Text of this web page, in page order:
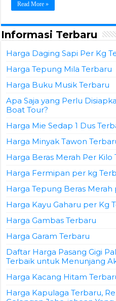
Read More »
Informasi Terbaru
Harga Daging Sapi Per Kg
Harga Tepung Mila Terbaru
Harga Buku Musik Terbaru
Apa Saja yang Perlu
Boat Tour?
Harga Mie Sedap 1 Dus
Harga Minyak Tawon
Harga Beras Merah Per Kilo
Harga Fermipan per kg
Harga Tepung Beras Merah
Harga Kayu Gaharu per Kg
Harga Gambas Terbaru
Harga Garam Terbaru
Daftar Harga Pasang Gigi
Terbaik untuk Menunjang
Harga Kacang Hitam
Harga Kapulaga Terbaru,